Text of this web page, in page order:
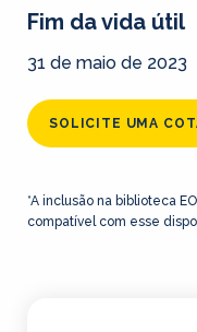
Fim da vida útil
31 de maio de 2023
SOLICITE UMA
*A inclusão na biblioteca
compatível com esse